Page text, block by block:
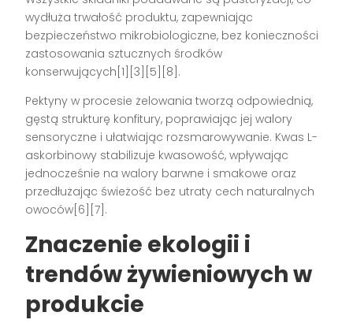
wydłuża trwałość produktu, zapewniając
bezpieczeństwo mikrobiologiczne, bez konieczności
zastosowania sztucznych środków
konserwujących[1][3][5][8].
Pektyny w procesie żelowania tworzą odpowiednią,
gęstą strukturę konfitury, poprawiając jej walory
sensoryczne i ułatwiając rozsmarowywanie. Kwas L-
askorbinowy stabilizuje kwasowość, wpływając
jednocześnie na walory barwne i smakowe oraz
przedłużając świeżość bez utraty cech naturalnych
owoców[6][7].
Znaczenie ekologii i
trendów żywieniowych w
produkcie